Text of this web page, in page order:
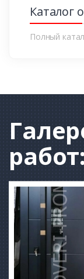
Каталог
Полный
работ: